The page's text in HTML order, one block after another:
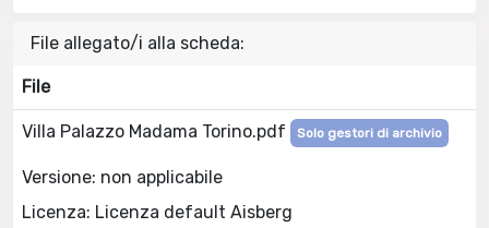
File allegato/i alla scheda:
File
Villa Palazzo Madama Torino.pdf Solo gestori di archivio
Versione: non applicabile
Licenza: Licenza default Aisberg